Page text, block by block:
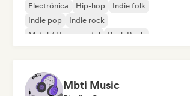
Electrónica Hip-hop
Indie folk
Indie pop
Indie rock
Metal / Heavy metal
Punk Rock
Mbti Music